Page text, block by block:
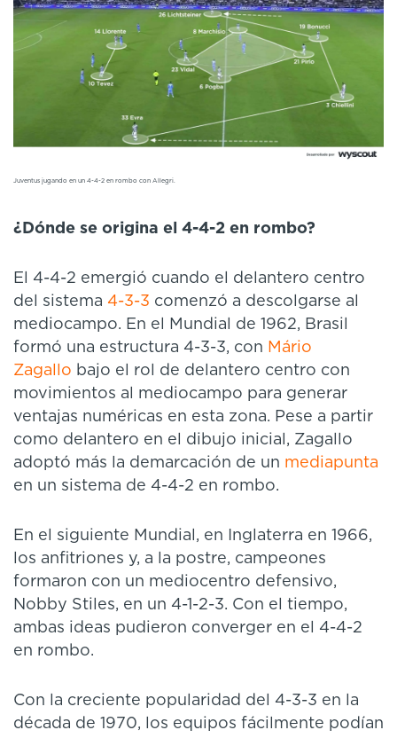
Juventus jugando en un 4-4-2 en rombo con Allegri.
¿Dónde se origina el 4-4-2 en rombo?
El 4-4-2 emergió cuando el delantero centro
del sistema 4-3-3 comenzó a descolgarse al
mediocampo. En el Mundial de 1962, Brasil
formó una estructura 4-3-3, con Mário
Zagallo bajo el rol de delantero centro con
movimientos al mediocampo para generar
ventajas numéricas en esta zona. Pese a partir
como delantero en el dibujo inicial, Zagallo
adoptó más la demarcación de un mediapunta
en un sistema de 4-4-2 en rombo.
En el siguiente Mundial, en Inglaterra en 1966,
los anfitriones y, a la postre, campeones
formaron con un mediocentro defensivo,
Nobby Stiles, en un 4-1-2-3. Con el tiempo,
ambas ideas pudieron converger en el 4-4-2
en rombo.
Con la creciente popularidad del 4-3-3 en la
década de 1970, los equipos fácilmente podían